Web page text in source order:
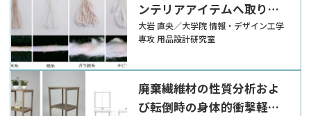
ンテリアアイテムへ取り入
れるための評価とその応用
大岩 直央／大学院 情報・デザイン工学
専攻 用品設計研究室
廃棄繊維材の性質分析およ
び転倒時の身体的衝撃軽減